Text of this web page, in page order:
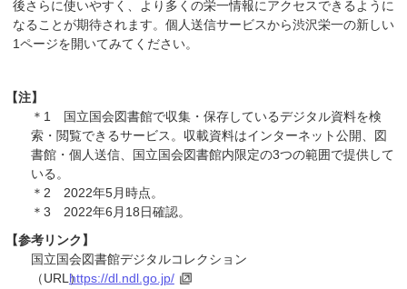
後さらに使いやすく、より多くの栄一情報にアクセスできるように
なることが期待されます。個人送信サービスから渋沢栄一の新しい
1ページを開いてみてください。
【注】
＊1 国立国会図書館で収集・保存しているデジタル資料を検
索・閲覧できるサービス。収載資料はインターネット公開、図
書館・個人送信、国立国会図書館内限定の3つの範囲で提供して
いる。
＊2 2022年5月時点。
＊3 2022年6月18日確認。
【参考リンク】
国立国会図書館デジタルコレクション
（URL）https://dl.ndl.go.jp/